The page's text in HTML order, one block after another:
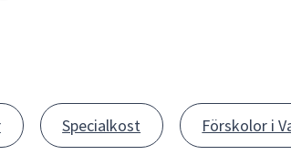
Specialkost Förskolor i